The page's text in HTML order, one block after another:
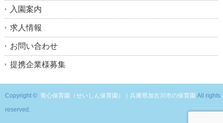
入園案内
求人情報
お問い合わせ
提携企業様募集
Copyright © 青心保育園（せいしん保育園）｜兵庫県加古川市の保育園 All rights
reserved.